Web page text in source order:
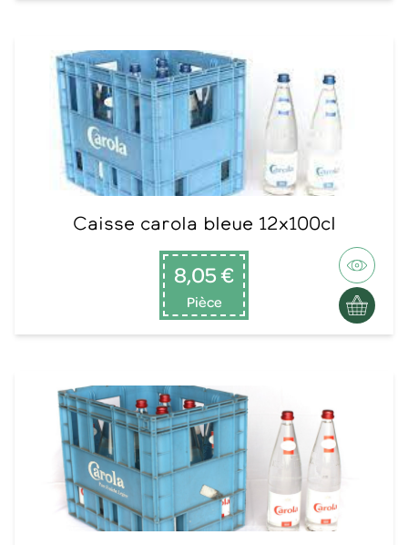
Caisse carola bleue 12x100cl
8,05 €
Pièce